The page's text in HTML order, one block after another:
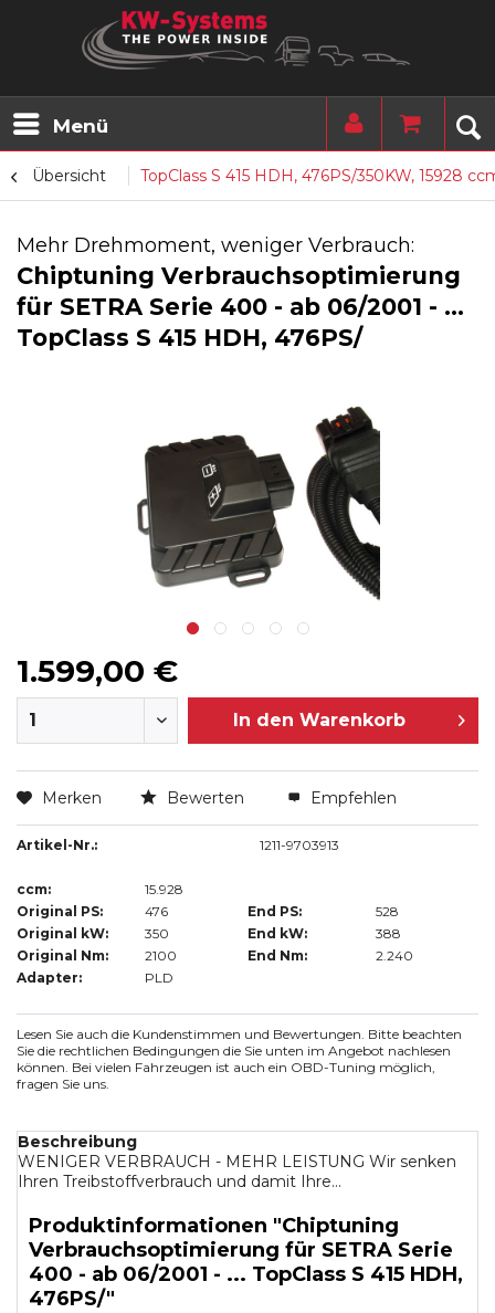
Menü
Übersicht TopClass S 415 HDH, 476PS/350KW, 15928
Mehr Drehmoment, weniger Verbrauch:
Chiptuning Verbrauchsoptimierung
für SETRA Serie 400 - ab 06/2001 - ...
TopClass S 415 HDH, 476PS/
1.599,00 €
In den Warenkorb
Merken Bewerten Empfehlen
Artikel-Nr.: 1211-9703913
ccm:
15.928
Original PS:
476 End PS:
528
Original kW:
350 End kW:
388
Original Nm:
2100 End Nm:
2.240
Adapter:
PLD
Lesen Sie auch die Kundenstimmen und Bewertungen. Bitte beachten
Sie die rechtlichen Bedingungen die Sie unten im Angebot nachlesen
können. Bei vielen Fahrzeugen ist auch ein OBD-Tuning möglich,
fragen Sie uns.
Beschreibung
WENIGER VERBRAUCH - MEHR LEISTUNG Wir senken
Ihren Treibstoffverbrauch und damit Ihre...
Produktinformationen "Chiptuning
Verbrauchsoptimierung für SETRA Serie
400 - ab 06/2001 - ... TopClass S 415 HDH,
476PS/"